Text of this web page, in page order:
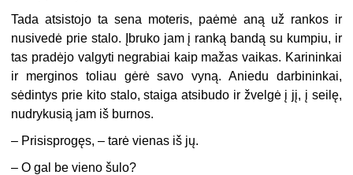
Tada atsistojo ta sena moteris, paėmė aną už rankos ir
nusivedė prie stalo. Įbruko jam į ranką bandą su kumpiu, ir
tas pradėjo valgyti negrabiai kaip mažas vaikas. Karininkai
ir merginos toliau gėrė savo vyną. Aniedu darbininkai,
sėdintys prie kito stalo, staiga atsibudo ir žvelgė į jį, į seilę,
nudrykusią jam iš burnos.
– Prisisprogęs, – tarė vienas iš jų.
– O gal be vieno šulo?